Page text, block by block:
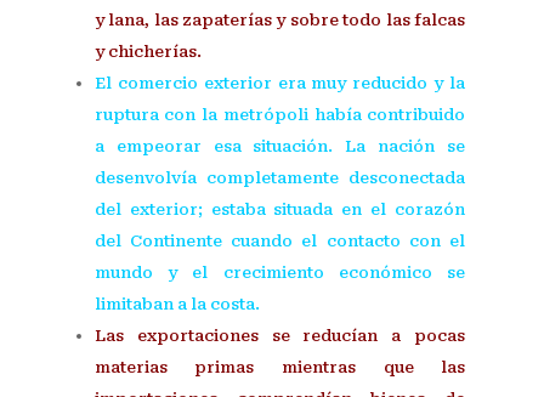
y lana, las zapaterías y sobre todo las falcas
y chicherías.
El comercio exterior era muy reducido y la
ruptura con la metrópoli había contribuido
a empeorar esa situación. La nación se
desenvolvía completamente desconectada
del exterior; estaba situada en el corazón
del Continente cuando el contacto con el
mundo y el crecimiento económico se
limitaban a la costa.
Las exportaciones se reducían a pocas
materias primas mientras que las